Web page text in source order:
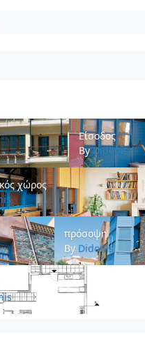
Είσοδος
Είσοδος
ByDidonis
χώρος
χώρος
πρόσοψη
By Didonis